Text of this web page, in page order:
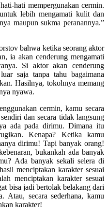
hati mempergunakan cermin.
lebih mengamati kulit dan
maupun sukma peranannya.”
bahwa ketika seorang aktor
ia akan cenderung mengamati
Si aktor akan cenderung
saja tanpa tahu bagaimana
Hasilnya, tokohnya memang
nyawa.
cermin, kamu secara
dan secara tidak langsung
ada pada dirimu. Dimana itu
Kenapa? Ketika kamu
dirimu! Tapi banyak orang!
bukankah ada banyak
Ada banyak sekali selera di
menciptakan karakter sesuai
menciptakan karakter sesuai
bisa jadi bertolak belakang dari
Atau, secara sederhana, kamu
karakter!